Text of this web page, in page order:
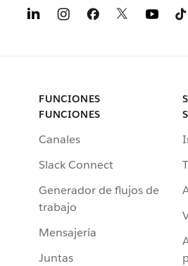
FUNCIONES
FUNCIONES
Canales
Slack Connect
Generador de flujos de
trabajo
Mensajería
Juntas